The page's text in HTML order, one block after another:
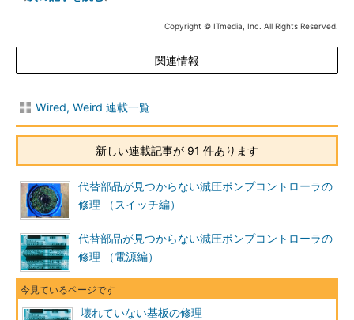
Copyright © ITmedia, Inc. All Rights Reserved.
関連情報
Wired, Weird 連載一覧
新しい連載記事が 91 件あります
代替部品が見つからない減圧ポンプコントローラの
修理 （スイッチ編）
代替部品が見つからない減圧ポンプコントローラの
修理 （電源編）
壊れていない基板の修理